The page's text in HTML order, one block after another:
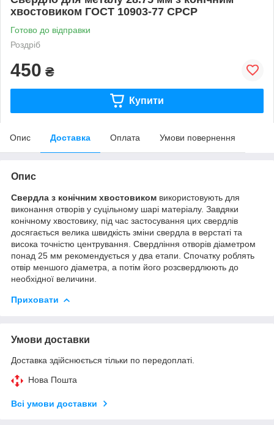
хвостовиком ГОСТ 10903-77 СРСР
Готово до відправки
Роздріб
450 ₴
Купити
Опис Доставка Оплата Умови повернення
Опис
Свердла з конічним хвостовиком використовують для
виконання отворів у суцільному шарі матеріалу. Завдяки
конічному хвостовику, під час застосування цих свердлів
досягається велика швидкість зміни свердла в верстаті та
висока точністю центрування. Свердління отворів діаметром
понад 25 мм рекомендується у два етапи. Спочатку роблять
отвір меншого діаметра, а потім його розсвердлюють до
необхідної величини.
Приховати
Умови доставки
Доставка здійснюється тільки по передоплаті.
Нова Пошта
Всі умови доставки